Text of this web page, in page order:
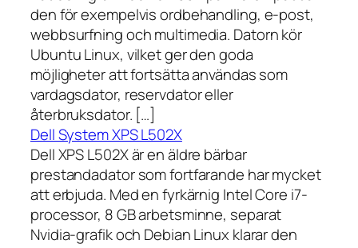
den för exempelvis ordbehandling, e-post,
webbsurfning och multimedia. Datorn kör
Ubuntu Linux, vilket ger den goda
möjligheter att fortsätta användas som
vardagsdator, reservdator eller
återbruksdator. […]
Dell System XPS L502X
Dell XPS L502X är en äldre bärbar
prestandadator som fortfarande har mycket
att erbjuda. Med en fyrkärnig Intel Core i7-
processor, 8 GB arbetsminne, separat
Nvidia-grafik och Debian Linux klarar den